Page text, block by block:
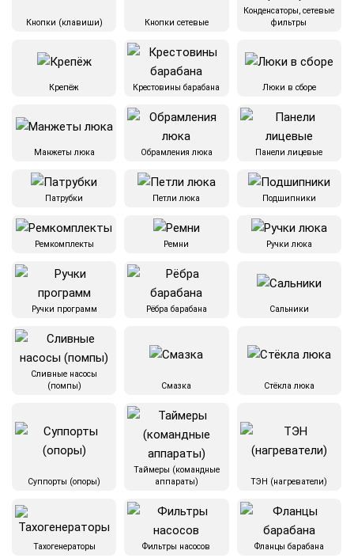
Кнопки (клавиши) Кнопки сетевые
Конденсаторы, сетевые
фильтры
Крепёж Крестовины барабана Люки в сборе
Манжеты люка Обрамления люка Панели лицевые
Патрубки Петли люка Подшипники
Ремкомплекты Ремни Ручки люка
Ручки программ Рёбра барабана Сальники
Сливные насосы
(помпы)
Смазка Стёкла люка
Суппорты (опоры)
Таймеры (командные
аппараты)
ТЭН (нагреватели)
Тахогенераторы Фильтры насосов Фланцы барабана